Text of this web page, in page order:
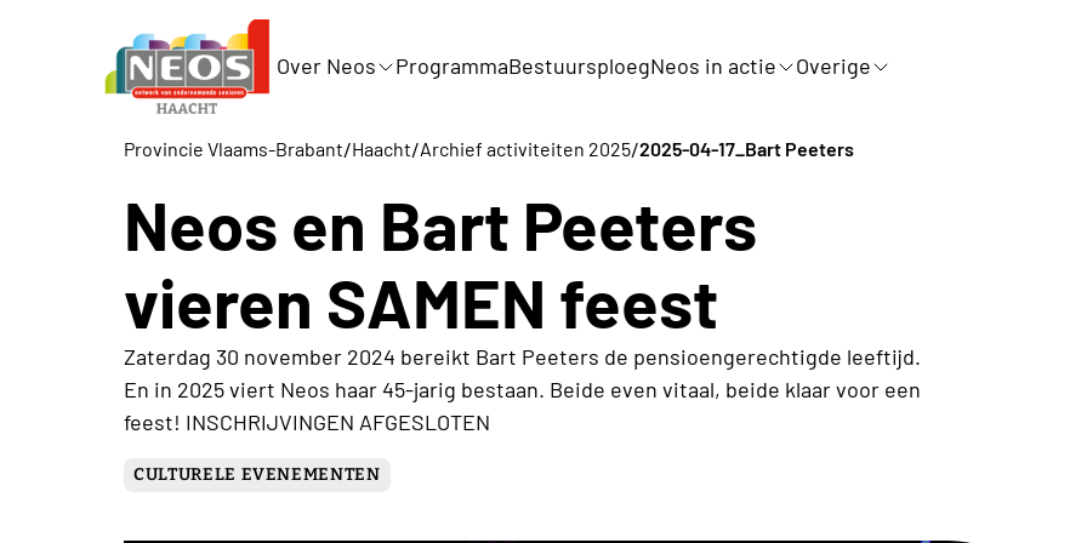
Over Neos ProgrammaBestuursploegNeos in actie Overige
Provincie Vlaams-Brabant/Haacht/Archief activiteiten 2025/2025-04-17_Bart Peeters
Neos en Bart Peeters
vieren SAMEN feest
Zaterdag 30 november 2024 bereikt Bart Peeters de pensioengerechtigde leeftijd.
En in 2025 viert Neos haar 45-jarig bestaan. Beide even vitaal, beide klaar voor een
feest! INSCHRIJVINGEN AFGESLOTEN
CULTURELE EVENEMENTEN